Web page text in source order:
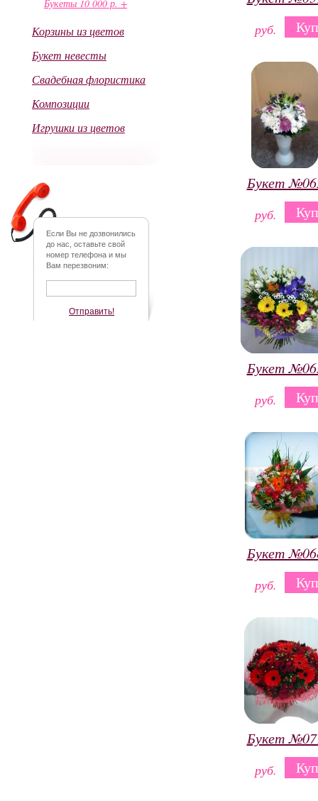
руб.
Букет
руб.
Букет
руб.
Букет
руб.
Букет
руб.
Букеты 10 000 р. +
Корзины из цветов
Букет невесты
Свадебная флористика
Композиции
Игрушки из цветов
Если Вы не дозвонились
до нас, оставьте свой
номер телефона и мы
Вам перезвоним:
Отправить!